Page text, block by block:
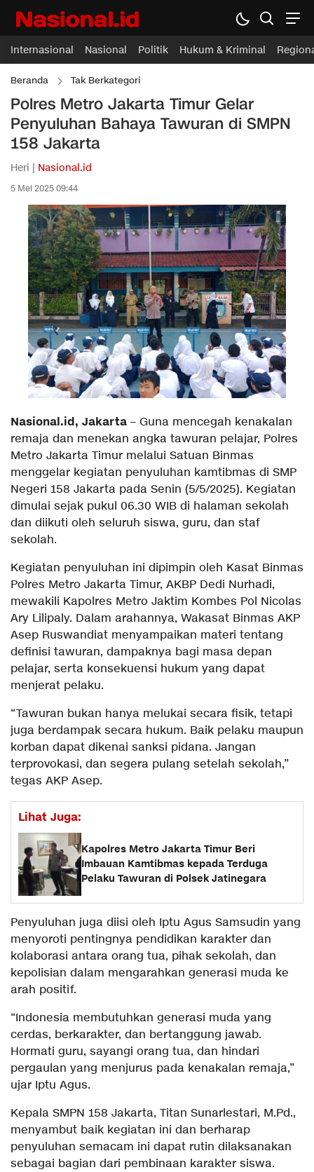
Internasional Nasional Politik Hukum & Kriminal
Beranda Tak Berkategori
Polres Metro Jakarta Timur Gelar
Penyuluhan Bahaya Tawuran di SMPN
158 Jakarta
Heri | Nasional.id
5 Mei 2025 09:44
Nasional.id, Jakarta – Guna mencegah kenakalan
remaja dan menekan angka tawuran pelajar, Polres
Metro Jakarta Timur melalui Satuan Binmas
menggelar kegiatan penyuluhan kamtibmas di SMP
Negeri 158 Jakarta pada Senin (5/5/2025). Kegiatan
dimulai sejak pukul 06.30 WIB di halaman sekolah
dan diikuti oleh seluruh siswa, guru, dan staf
sekolah.
Kegiatan penyuluhan ini dipimpin oleh Kasat Binmas
Polres Metro Jakarta Timur, AKBP Dedi Nurhadi,
mewakili Kapolres Metro Jaktim Kombes Pol Nicolas
Ary Lilipaly. Dalam arahannya, Wakasat Binmas AKP
Asep Ruswandiat menyampaikan materi tentang
definisi tawuran, dampaknya bagi masa depan
pelajar, serta konsekuensi hukum yang dapat
menjerat pelaku.
“Tawuran bukan hanya melukai secara fisik, tetapi
juga berdampak secara hukum. Baik pelaku maupun
korban dapat dikenai sanksi pidana. Jangan
terprovokasi, dan segera pulang setelah sekolah,”
tegas AKP Asep.
Lihat Juga:
Kapolres Metro Jakarta Timur Beri
Imbauan Kamtibmas kepada Terduga
Pelaku Tawuran di Polsek Jatinegara
Penyuluhan juga diisi oleh Iptu Agus Samsudin yang
menyoroti pentingnya pendidikan karakter dan
kolaborasi antara orang tua, pihak sekolah, dan
kepolisian dalam mengarahkan generasi muda ke
arah positif.
“Indonesia membutuhkan generasi muda yang
cerdas, berkarakter, dan bertanggung jawab.
Hormati guru, sayangi orang tua, dan hindari
pergaulan yang menjurus pada kenakalan remaja,”
ujar Iptu Agus.
Kepala SMPN 158 Jakarta, Titan Sunarlestari, M.Pd.,
menyambut baik kegiatan ini dan berharap
penyuluhan semacam ini dapat rutin dilaksanakan
sebagai bagian dari pembinaan karakter siswa.